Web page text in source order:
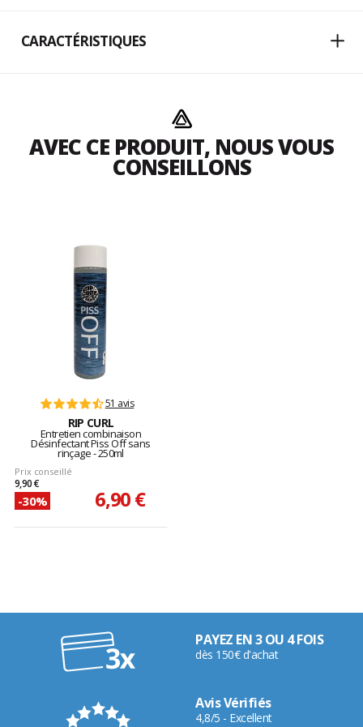
CARACTÉRISTIQUES
AVEC CE PRODUIT, NOUS VOUS
CONSEILLONS
51 avis
RIP CURL
Entretien combinaison
Désinfectant Piss Off sans
rinçage - 250ml
Prix conseillé
9,90 €
-30% 6,90 €
PAYEZ EN 3 OU 4 FOIS
dès 150€ d'achat
Avis Vérifiés
4,8/5 - Excellent